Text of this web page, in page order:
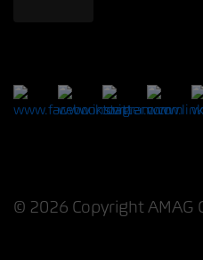
© 2026 Copyright AMAG